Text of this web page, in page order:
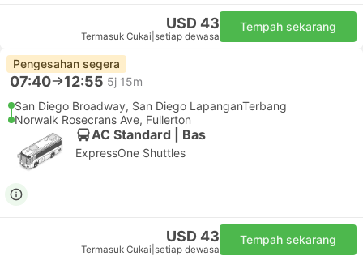
USD 43
Termasuk Cukai setiap dewasa
Tempah sekarang
Pengesahan segera
07:40 12:55 5j 15m
San Diego Broadway, San Diego LapanganTerbang
Norwalk Rosecrans Ave, Fullerton
AC Standard | Bas
ExpressOne Shuttles
USD 43
Termasuk Cukai setiap dewasa
Tempah sekarang